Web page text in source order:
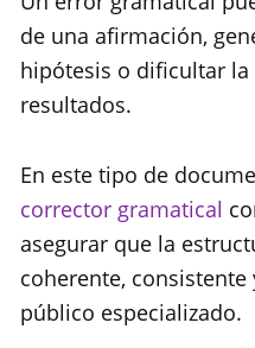
de una afirmación,
hipótesis o dificultar
resultados.
En este tipo de
corrector gramatical
asegurar que la
coherente, consistente
público especializado.